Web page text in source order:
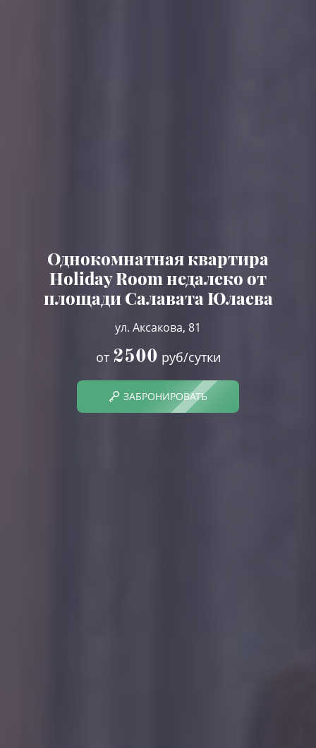
Однокомнатная квартира
Holiday Room недалеко от
площади Салавата Юлаева
ул. Аксакова, 81
от 2500 руб/сутки
ЗАБРОНИРОВАТЬ